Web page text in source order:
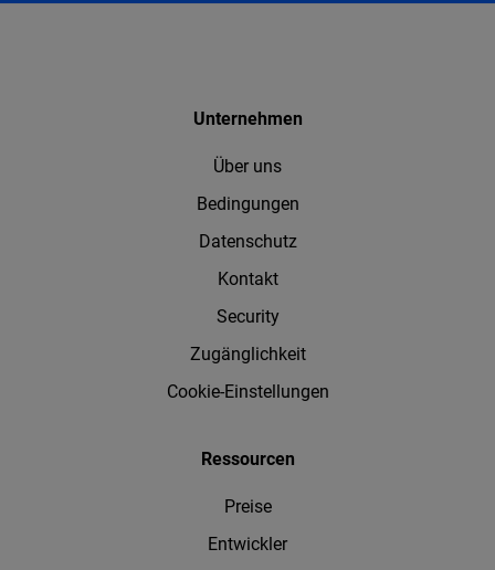
Unternehmen
Über uns
Bedingungen
Datenschutz
Kontakt
Security
Zugänglichkeit
Cookie-Einstellungen
Ressourcen
Preise
Entwickler